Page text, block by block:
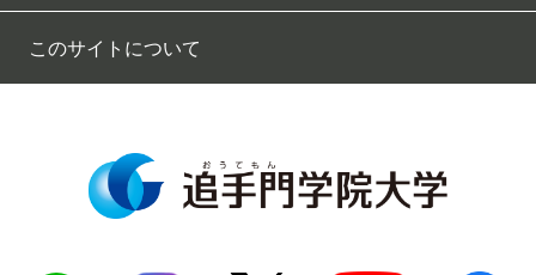
このサイトについて